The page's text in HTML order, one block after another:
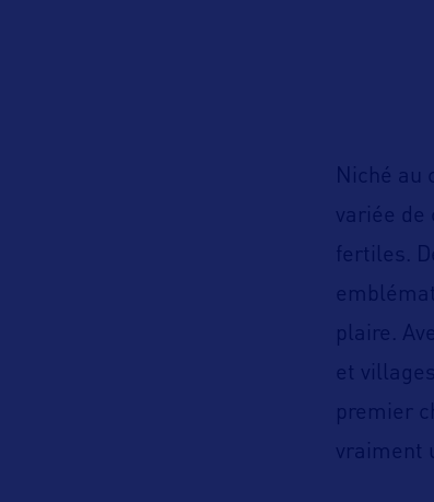
Niché au
variée de
fertiles.
plaire.
et
premier
vraiment